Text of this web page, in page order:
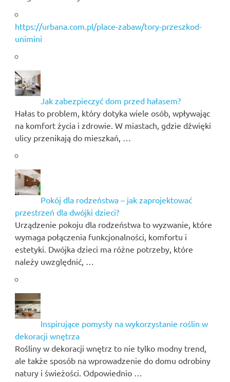
https://urbana.com.pl/place-zabaw/tory-przeszkod-
unimini
Jak zabezpieczyć dom przed hałasem?
Hałas to problem, który dotyka wiele osób, wpływając
na komfort życia i zdrowie. W miastach, gdzie dźwięki
ulicy przenikają do mieszkań, …
Pokój dla rodzeństwa – jak zaprojektować
przestrzeń dla dwójki dzieci?
Urządzenie pokoju dla rodzeństwa to wyzwanie, które
wymaga połączenia funkcjonalności, komfortu i
estetyki. Dwójka dzieci ma różne potrzeby, które
należy uwzględnić, …
Inspirujące pomysły na wykorzystanie roślin w
dekoracji wnętrza
Rośliny w dekoracji wnętrz to nie tylko modny trend,
ale także sposób na wprowadzenie do domu odrobiny
natury i świeżości. Odpowiednio …